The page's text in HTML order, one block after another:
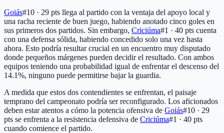
Goiás#10 · 29 pts llega al partido con la ventaja del apoyo local y
una racha reciente de buen juego, habiendo anotado cinco goles en
sus primeros dos partidos. Sin embargo, Criciúma#1 · 40 pts cuenta
con una defensa sólida, habiendo concedido solo una vez hasta
ahora. Esto podría resultar crucial en un encuentro muy disputado
donde pequeños márgenes pueden decidir el resultado. Con ambos
equipos teniendo una probabilidad igual de enfrentar el descenso del
14.1%, ninguno puede permitirse bajar la guardia.
A medida que estos dos contendientes se enfrentan, el paisaje
temprano del campeonato podría ser reconfigurado. Los aficionados
deben estar atentos a cómo la potencia ofensiva de Goiás#10 · 29
pts se enfrenta a la resistencia defensiva de Criciúma#1 · 40 pts
cuando comience el partido.